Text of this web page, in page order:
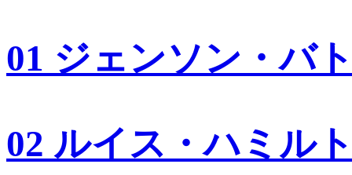
01 ジェンソン・バ
02 ルイス・ハミル